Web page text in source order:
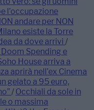
l’occupazione
andare per NON
esiste la Torre
da dove arrivi /
Doom Spending e
House arriva a
aprirà nell’ex Cinema
gelato a 95 euro,
/ Occhiali da sole in
o massima